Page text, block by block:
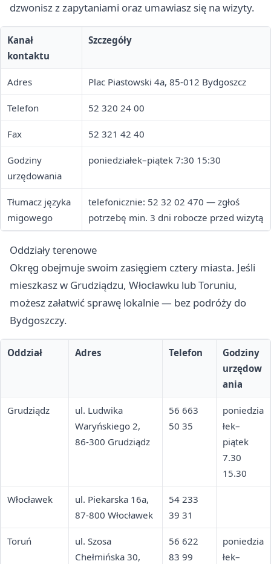
dzwonisz z zapytaniami oraz umawiasz się na wizyty.
Kanał
kontaktu
Szczegóły
Adres Plac Piastowski 4a, 85-012 Bydgoszcz
Telefon 52 320 24 00
Fax 52 321 42 40
Godziny
urzędowania
poniedziałek–piątek 7:30 15:30
Tłumacz języka
migowego
telefonicznie: 52 32 02 470 — zgłoś
potrzebę min. 3 dni robocze przed wizytą
Oddziały terenowe
Okręg obejmuje swoim zasięgiem cztery miasta. Jeśli
mieszkasz w Grudziądzu, Włocławku lub Toruniu,
możesz załatwić sprawę lokalnie — bez podróży do
Bydgoszczy.
Oddział Adres Telefon
Godziny
urzędow
ania
Grudziądz
ul. Ludwika
Waryńskiego 2,
86-300 Grudziądz
56 663
50 35
poniedzia
łek–
piątek
7.30
15.30
Włocławek
ul. Piekarska 16a,
87-800 Włocławek
54 233
39 31
Toruń
ul. Szosa
Chełmińska 30,
56 622
83 99
poniedzia
łek–